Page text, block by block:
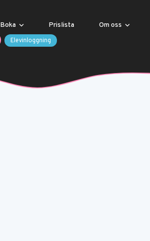
Boka Prislista Om oss
Elevinloggning